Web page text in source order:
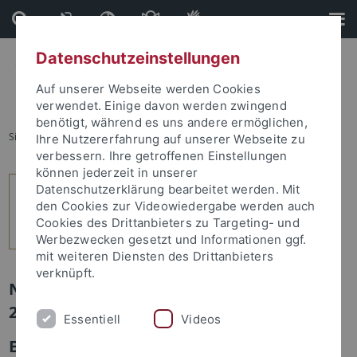
Direkt
zum
Inhalt
Direkt
zur
Fußleiste
Sie sind hier: Startseite ... 5
Newsletter Uni Tübingen aktuell Nr.
2/2018: Leute
Ein Zeichner und begnadeter Beobachter
Datenschutzeinstellungen
Auf unserer Webseite werden Cookies
verwendet. Einige davon werden zwingend
benötigt, während es uns andere ermöglichen,
Ihre Nutzererfahrung auf unserer Webseite zu
verbessern. Ihre getroffenen Einstellungen
können jederzeit in unserer
Datenschutzerklärung bearbeitet werden. Mit
den Cookies zur Videowiedergabe werden auch
Cookies des Drittanbieters zu Targeting- und
Werbezwecken gesetzt und Informationen ggf.
mit weiteren Diensten des Drittanbieters
verknüpft.
Essentiell Videos